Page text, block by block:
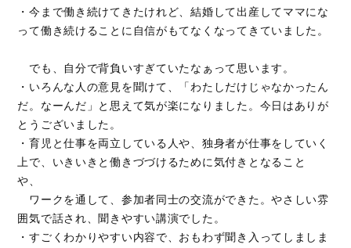
・今まで働き続けてきたけれど、結婚して出産してママにな
って働き続けることに自信がもてなくなってきていました。
でも、自分で背負いすぎていたなぁって思います。
・いろんな人の意見を聞けて、「わたしだけじゃなかったん
だ。なーんだ」と思えて気が楽になりました。今日はありが
とうございました。
・育児と仕事を両立している人や、独身者が仕事をしていく
上で、いきいきと働きづづけるために気付きとなること
や、
ワークを通して、参加者同士の交流ができた。やさしい雰
囲気で話され、聞きやすい講演でした。
・すごくわかりやすい内容で、おもわず聞き入ってしましま